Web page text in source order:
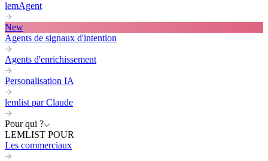
lemAgent
New
Agents de signaux d'intention
Agents d'enrichissement
Personalisation IA
lemlist par Claude
Pour qui ?
LEMLIST POUR
Les commerciaux